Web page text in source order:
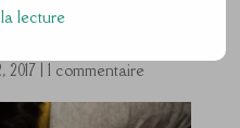
2017| 1 commentaire
lecture